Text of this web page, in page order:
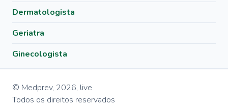
Dermatologista
Geriatra
Ginecologista
© Medprev, 2026, live
Todos os direitos reservados